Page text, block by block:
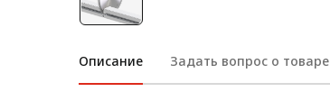
Лист алюминиевый
Метрический крепеж
Описание Задать вопрос о товаре